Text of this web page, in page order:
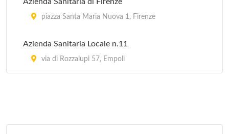
piazza Santa Maria Nuova 1, Firenze
Azienda Sanitaria Locale n.11
via di Rozzalupi 57, Empoli